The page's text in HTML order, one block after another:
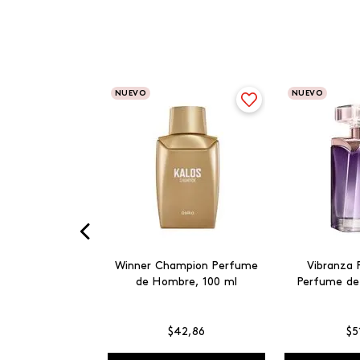
NUEVO
Winner Champion Perfume
de Hombre, 100 ml
$42,86
NUEVO
Vibranza
Perfume
$51